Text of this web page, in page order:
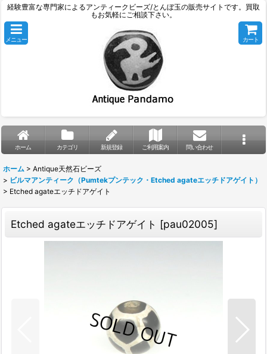
経験豊富な専門家によるアンティークビーズ/とんぼ玉の販売サイトです。買取
もお気軽にご相談下さい。
メニュー カート
ホーム カテゴリ 新規登録 ご利用案内 問い合わせ
ホーム > Antique天然石ビーズ
> ビルマアンティーク（Pumtekプンテック・Etched agateエッチドアゲイト）
> Etched agateエッチドアゲイト
Etched agateエッチドアゲイト [pau02005]